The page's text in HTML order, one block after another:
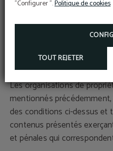
"Configurer ".Politique de cookies
TOUT REJETER
droits de propriété, étant,
commerciale ou des
diffusion, modification,
stockage.
Les organisations de
mentionnés
des conditions ci-dessus et
contenus présentés
et pénales qui